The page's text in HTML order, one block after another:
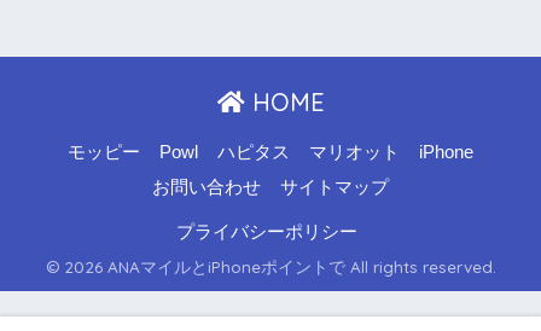
HOME
モッピー Powl ハピタス マリオット
iPhone
お問い合わせ
サイトマップ
プライバシーポリシー
© 2026 ANAマイルとiPhoneポイントで All rights reserved.